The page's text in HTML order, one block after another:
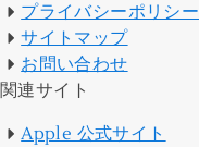
プライバシーポリシー
サイトマップ
お問い合わせ
関連サイト
Apple 公式サイト